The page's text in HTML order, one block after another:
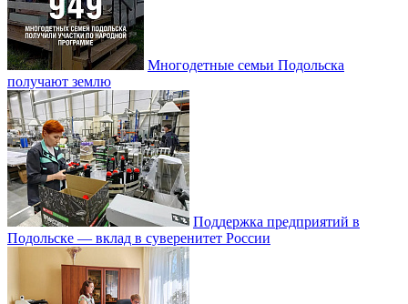
Многодетные семьи Подольска
получают землю
Поддержка предприятий в
Подольске — вклад в суверенитет России